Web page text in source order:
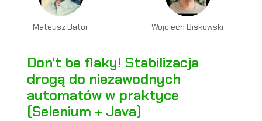
Mateusz Bator Wojciech Biskowski
Don’t be flaky! Stabilizacja
drogą do niezawodnych
automatów w praktyce
(Selenium + Java)